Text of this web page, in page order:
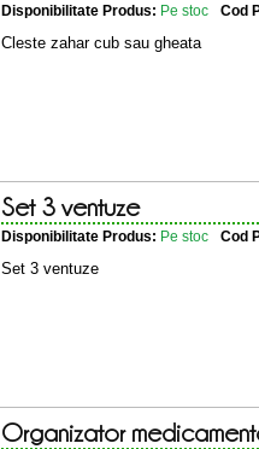
Disponibilitate Produs: Pe stoc Cod
Cleste zahar cub sau gheata
Set 3 ventuze
Disponibilitate Produs: Pe stoc Cod
Set 3 ventuze
Organizator